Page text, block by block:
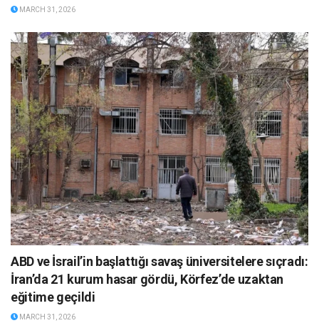
MARCH 31, 2026
ABD ve İsrail’in başlattığı savaş üniversitelere sıçradı:
İran’da 21 kurum hasar gördü, Körfez’de uzaktan
eğitime geçildi
MARCH 31, 2026